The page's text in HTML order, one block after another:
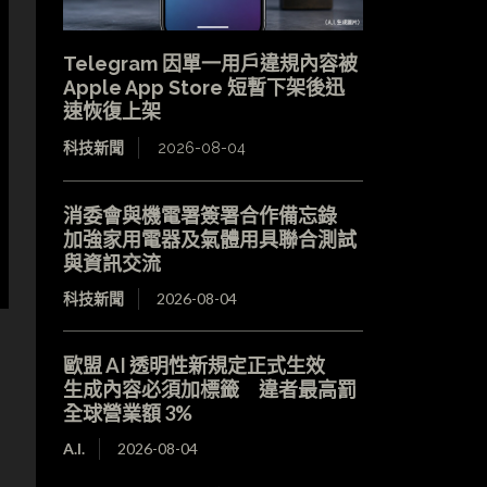
Telegram 因單一用戶違規內容被
Apple App Store 短暫下架後迅
速恢復上架
科技新聞 2026-08-04
消委會與機電署簽署合作備忘錄
加強家用電器及氣體用具聯合測試
與資訊交流
科技新聞 2026-08-04
歐盟 AI 透明性新規定正式生效
生成內容必須加標籤 違者最高罰
全球營業額 3%
A.I. 2026-08-04